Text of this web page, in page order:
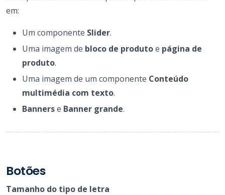
em:
Um componente Slider.
Uma imagem de bloco de produtoe página de
produto.
Uma imagem de um componente Conteúdo
multimédia com texto.
Bannerse Banner grande.
Botões
Tamanho do tipo de letra